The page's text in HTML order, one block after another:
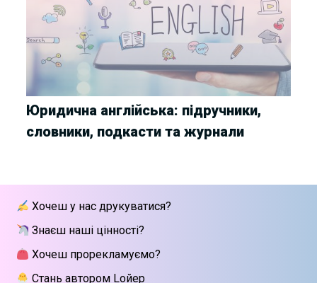
Юридична англійська: підручники,
словники, подкасти та журнали
Хочеш у нас друкуватися?
Знаєш наші цінності?
Хочеш прорекламуємо?
Стань автором Lойер